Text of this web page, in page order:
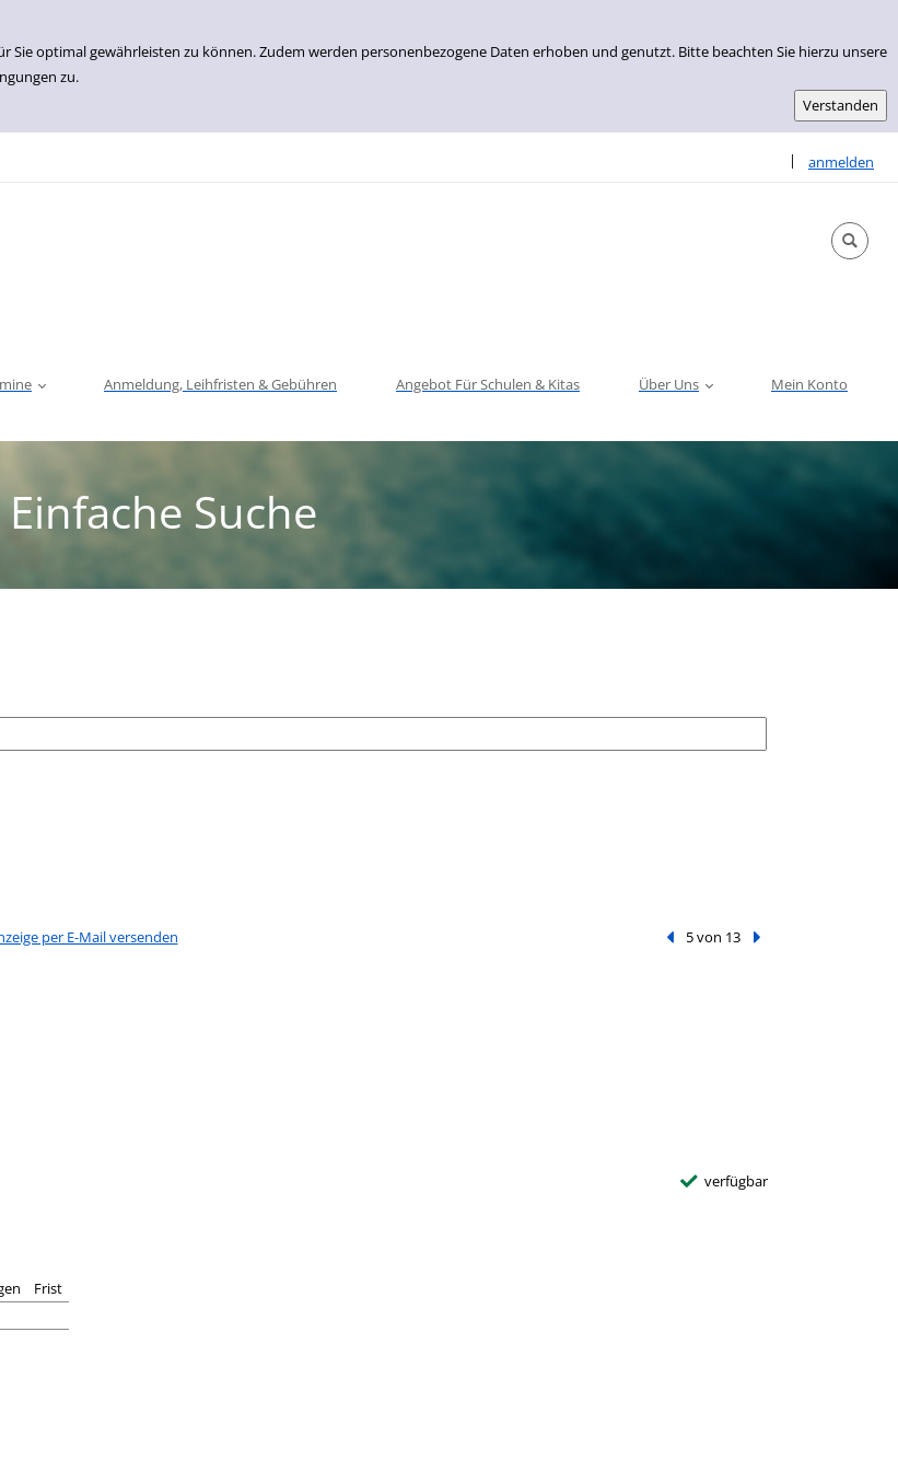
Sie optimal gewährleisten zu können. Zudem werden personenbezogene Daten erhoben und genutzt. Bitte beachten Sie hierzu unsere
zu.
| anmelden
Sprache
Anmeldung, Leihfristen & Gebühren Angebot Für Schulen & Kitas Über Uns Mein Konto
Einfache Suche
suchen wollen.
per E-Mail versenden Vorheriger Treffer
5 von 13 Nächster Treffer
verfügbar
Frist